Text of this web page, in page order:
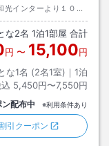
光インターより１０
な2名 1泊1部屋 合計
円 〜 15,100円
な1名 (2名1室)｜ 1泊
5,450円〜7,550円
配布中 ※利用条件あり
引クーポン